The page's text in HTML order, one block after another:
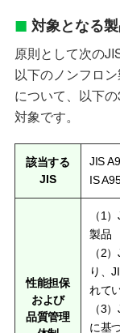
対象となる
原則として次の
以下のノンフロ
について、以下
対象です。
該当する
JIS
JIS
IS
性能担保
および
品質管理
（1
製品
（2
り、
れて
（3
に基